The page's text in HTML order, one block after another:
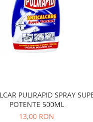
PULIRAPID SPRAY
POTENTE 500ML
13,00 RON